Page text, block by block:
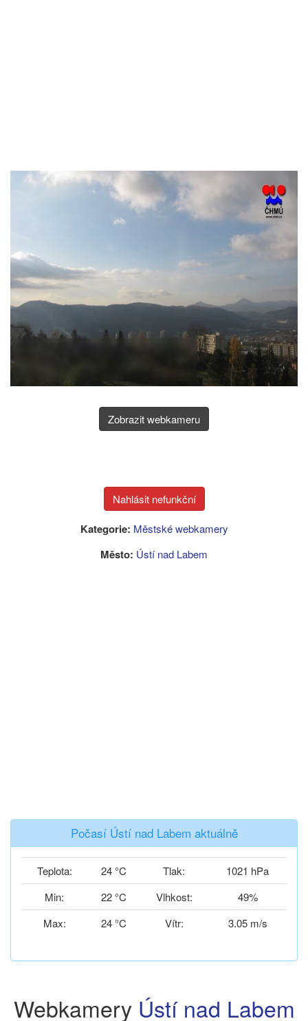
Zobrazit webkameru
Kategorie: Městské webkamery
Město: Ústí nad Labem
Počasí Ústí nad Labem aktuálně
Teplota: 24 °C Tlak:
1021 hPa
Min:
22 °C Vlhkost:
49%
Max:
24 °C Vítr: 3.05 m/s
Webkamery Ústí nad Labem